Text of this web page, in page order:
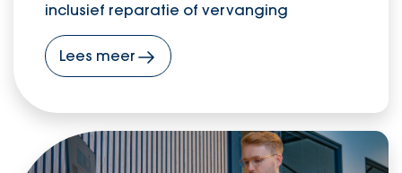
inclusief reparatie of vervanging
Lees meer